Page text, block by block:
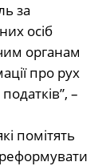
за
осіб
органам
про рух
–
помітять
реформувати